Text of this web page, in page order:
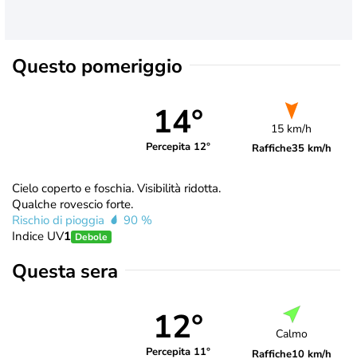
Questo pomeriggio
14°
Percepita 12°
15 km/h
Raffiche35 km/h
Cielo coperto e foschia. Visibilità ridotta.
Qualche rovescio forte.
Rischio di pioggia
90 %
Indice UV1 Debole
Questa sera
12°
Percepita 11°
Calmo
Raffiche10 km/h